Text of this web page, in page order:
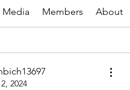
Media Members About
2024